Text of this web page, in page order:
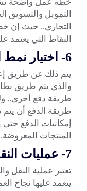
التمويل والتسويق
التجاري.. حيث إن
النقاط التي يعتمد
6- اختيار نمط الدفع
يتم ذلك عن طريق
والذي يتم طريق
طريقة دفع أخرى..
طريقة الدفع أن
إمكانيات الدفع
المنتجات المعروضة.
7- عمليات النقل والشحن
تعتبر عملية النقل
يتعمد عليها نجاح